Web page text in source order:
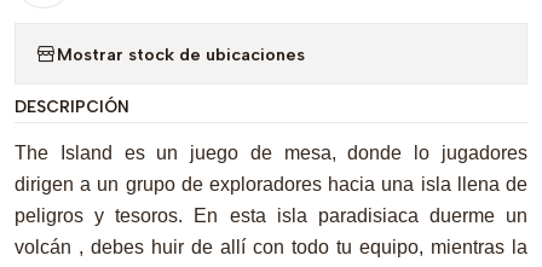
Mostrar stock de ubicaciones
DESCRIPCIÓN
The Island es un juego de mesa, donde lo jugadores
dirigen a un grupo de exploradores hacia una isla llena de
peligros y tesoros. En esta isla paradisiaca duerme un
volcán , debes huir de allí con todo tu equipo, mientras la